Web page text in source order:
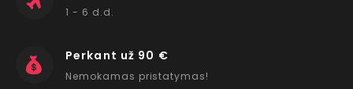
1 - 6 d.d.
Perkant už 90 €
Nemokamas pristatymas!